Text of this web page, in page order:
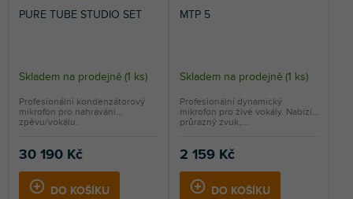
PURE TUBE STUDIO SET
Skladem na prodejně (1 ks)
30 190 Kč
DO KOŠÍKU
Profesionální kondenzátorový
mikrofon pro nahrávání
zpěvu/vokálu.
MTP 5
Skladem na prodejně (1 ks)
2 159 Kč
DO KOŠÍKU
Profesionální dynamický
mikrofon pro živé vokály. Nabízí
průrazný zvuk,...